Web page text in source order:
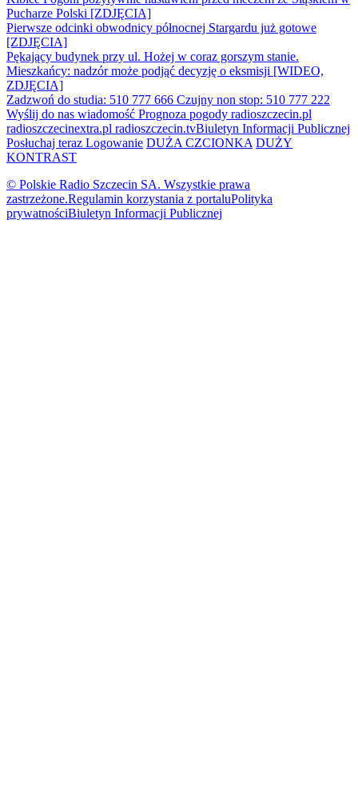
Pucharze Polski [ZDJĘCIA]
Pierwsze odcinki obwodnicy północnej Stargardu już gotowe
[ZDJĘCIA]
Pękający budynek przy ul. Hożej w coraz gorszym stanie.
Mieszkańcy: nadzór może podjąć decyzję o eksmisji [WIDEO,
ZDJĘCIA]
Zadzwoń do studia: 510 777 666 Czujny non stop: 510 777 222
Wyślij do nas wiadomość Prognoza pogody radioszczecin.pl
radioszczecinextra.pl radioszczecin.tvBiuletyn Informacji Publicznej
Posłuchaj teraz Logowanie DUŻA CZCIONKA DUŻY
KONTRAST
© Polskie Radio Szczecin SA. Wszystkie prawa
zastrzeżone.Regulamin korzystania z portaluPolityka
prywatnościBiuletyn Informacji Publicznej